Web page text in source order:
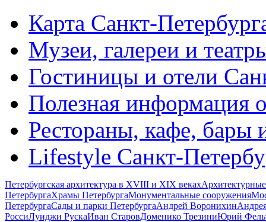
Карта Санкт-
Музеи, галереи и
Гостиницы и отели
Полезная информация
Рестораны, кафе, бары
Lifestyle Санкт-
Петербургская архитектура в XVIII и XIX веках
ПетербургаХрамы ПетербургаМонументальные сооружения
ПетербургаСады и парки ПетербургаАндрей Воронихин
РоссиЛуиджи РускаИван СтаровДоменико ТрезиниЮрий